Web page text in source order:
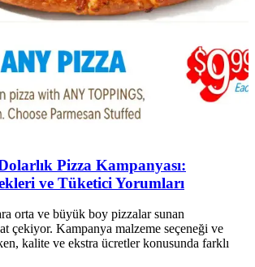
Pizza Kampanyası:
ve Tüketici Yorumları
orta ve büyük boy pizzalar sunan
çekiyor. Kampanya malzeme seçeneği ve
kalite ve ekstra ücretler konusunda farklı